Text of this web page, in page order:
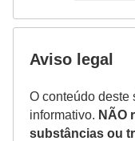
Aviso legal
O conteúdo deste
informativo. NÃO
substâncias ou